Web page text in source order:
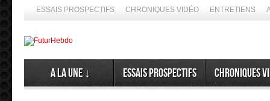
ESSAIS PROSPECTIFS CHRONIQUES VIDÉO ENTRETIENS
A la Une ↓ Essais prospectifs Chroniques